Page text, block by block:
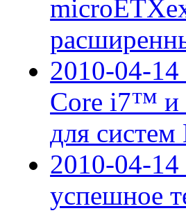
2010-04-
Core i7™ и
для
2010-04-
успешное